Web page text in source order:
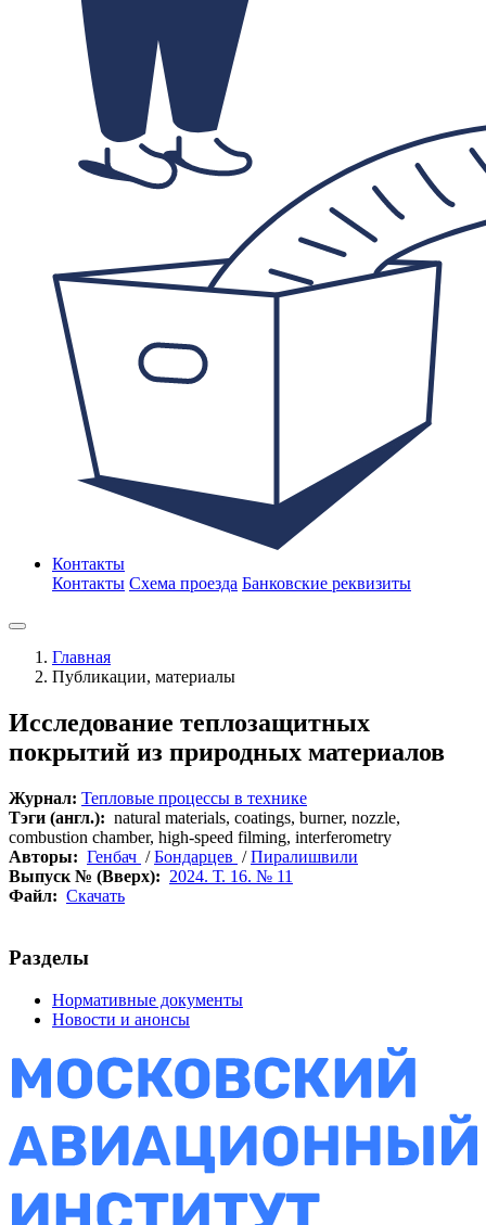
Контакты
Контакты Схема проезда Банковские реквизиты
Главная
Публикации, материалы
Исследование теплозащитных
покрытий из природных материалов
Журнал: Тепловые процессы в технике
Тэги (англ.): natural materials, coatings, burner, nozzle,
combustion chamber, high-speed filming, interferometry
Авторы: Генбач /Бондарцев /Пиралишвили
Выпуск № (Вверх): 2024. Т. 16. № 11
Файл: Скачать
Разделы
Нормативные документы
Новости и анонсы